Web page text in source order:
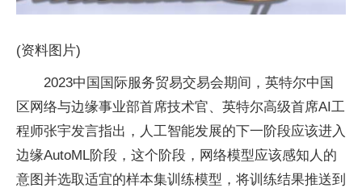
(资料图片)
2023中国国际服务贸易交易会期间，英特尔中国
区网络与边缘事业部首席技术官、英特尔高级首席AI工
程师张宇发言指出，人工智能发展的下一阶段应该进入
边缘AutoML阶段，这个阶段，网络模型应该感知人的
意图并选取适宜的样本集训练模型，将训练结果推送到